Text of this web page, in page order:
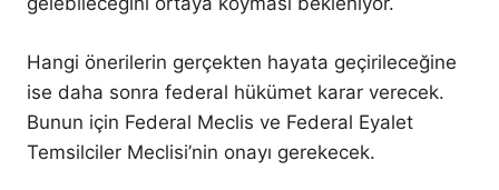
Hangi önerilerin gerçekten hayata geçirileceğine
ise daha sonra federal hükümet karar verecek.
Bunun için Federal Meclis ve Federal Eyalet
Temsilciler Meclisi’nin onayı gerekecek.